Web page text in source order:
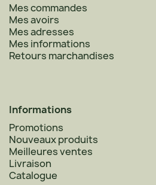
Mes commandes
Mes avoirs
Mes adresses
Mes informations
Retours marchandises
Informations
Promotions
Nouveaux produits
Meilleures ventes
Livraison
Catalogue